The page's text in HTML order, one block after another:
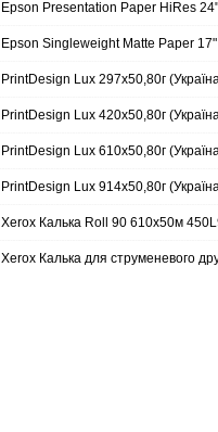
Epson Presentation Paper HiRes
Epson Singleweight Matte Paper
PrintDesign Lux 297x50,80г
PrintDesign Lux 420х50,80г
PrintDesign Lux 610х50,80г
PrintDesign Lux 914x50,80г
Xerox Калька Roll 90 610х50м
Xerox Калька для струменевого